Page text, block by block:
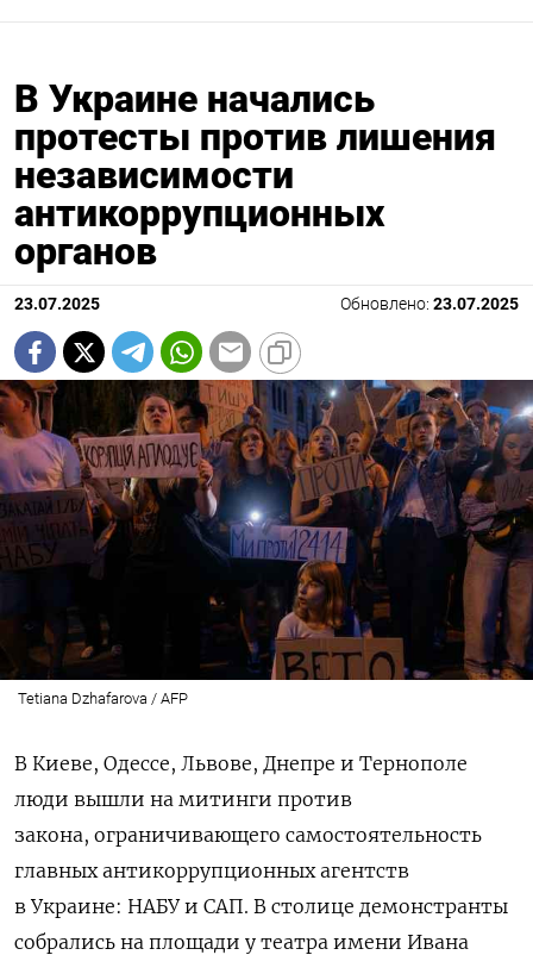
В Украине начались
протесты против лишения
независимости
антикоррупционных
органов
23.07.2025 Обновлено: 23.07.2025
Tetiana Dzhafarova / AFP
В Киеве, Одессе, Львове, Днепре и Тернополе
люди вышли на митинги против
закона, ограничивающего самостоятельность
главных антикоррупционных агентств
в Украине: НАБУ и САП. В столице демонстранты
собрались на площади у театра имени Ивана